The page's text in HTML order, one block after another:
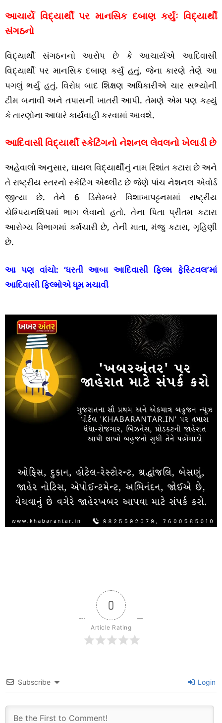
આચાર્યે વિદ્યાર્થી પર માનસિક દબાણ કર્યુંઃ વિદ્યાર્થી
સંગઠનો
વિદ્યાર્થી સંગઠનનો આરોપ છે કે આચાર્યએ આદિવાસી
વિદ્યાર્થી પર માનસિક દબાણ કર્યું હતું, જેના કારણે તેણે આ
પગલું ભર્યું હતું. વિરોધ બાદ શિક્ષણ અધિકારીએ ચાર સભ્યોની
ટીમ બનાવી અને તપાસની ખાતરી આપી. તેમણે એમ પણ કહ્યું
કે તારણોના આધારે કાર્યવાહી કરવામાં આવશે.
આદિવાસી વિદ્યાર્થી સ્કેટિંગનો નેશનલ લેવલનો ખેલાડી છે
અહેવાલો અનુસાર, ઘાયલ વિદ્યાર્થીનું નામ રિશાંત કટારા છે અને
તે રાષ્ટ્રીય સ્તરનો સ્કેટિંગ એથ્લીટ છે જેણે પાંચ નેશનલ એવોર્ડ
જીત્યા છે. તેને 6 ડિસેમ્બરે વિશાખાપટ્ટનમમાં રાષ્ટ્રીય
ચેમ્પિયનશિપમાં ભાગ લેવાનો હતો. તેના પિતા પ્રીતમ કટારા
આરોગ્ય વિભાગમાં કર્મચારી છે, તેની માતા, મંજુ કટારા, ગૃહિણી
છે.
આ પણ વાંચો: ‘ધરતી આબા આદિવાસી ફિલ્મ ફેસ્ટિવલ’માં
આદિવાસી ફિલ્મોએ ધૂમ મચાવી
0
Article Rating
Subscribe Login